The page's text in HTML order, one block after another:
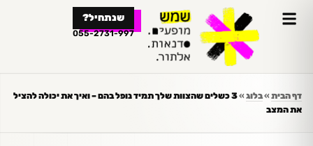
שנתחיל?
055-2731-997
דף הבית »בלוג »
3 כשלים שהצוות שלך תמיד נופל בהם – ואיך את יכולה להציל
את המצב